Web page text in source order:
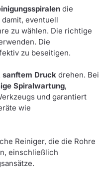
die
eventuell
zu wählen. Die richtige
Die
zu beseitigen.
sanftem Druck drehen. Bei
Spiralwartung,
und garantiert
wie
Reiniger, die die Rohre
einschließlich